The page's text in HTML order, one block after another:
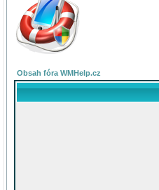
Obsah fóra WMHelp.cz